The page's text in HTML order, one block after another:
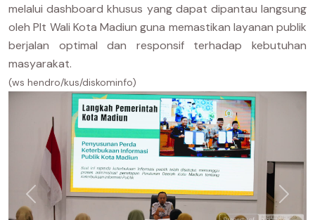
melalui dashboard khusus yang dapat dipantau langsung
oleh Plt Wali Kota Madiun guna memastikan layanan publik
berjalan optimal dan responsif terhadap kebutuhan
masyarakat.
(ws hendro/kus/diskominfo)